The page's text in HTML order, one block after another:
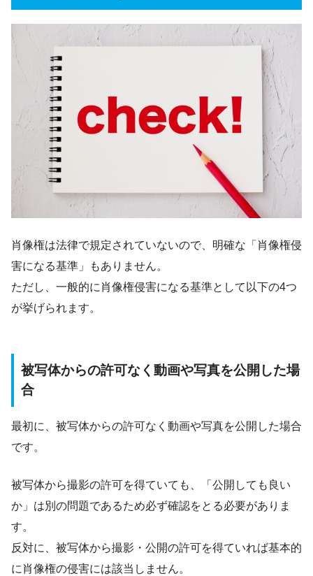
肖像権は法律で規定されていないので、明確な「肖像権侵
害になる基準」もありません。
ただし、一般的に肖像権侵害になる基準として以下の4つ
が挙げられます。
被写体からの許可なく動画や写真を公開した場
合
最初に、被写体からの許可なく動画や写真を公開した場合
です。
被写体から撮影の許可を得ていても、「公開しても良い
か」は別の問題であるため必ず確認をとる必要がありま
す。
反対に、被写体から撮影・公開の許可を得ていれば基本的
に肖像権の侵害には該当しません。